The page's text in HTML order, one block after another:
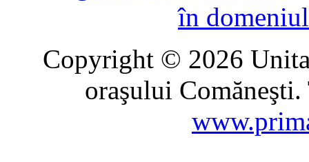
în
Copyright © 2026
oraşului